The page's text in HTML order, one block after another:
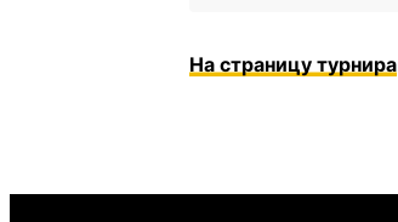
На страницу турнира